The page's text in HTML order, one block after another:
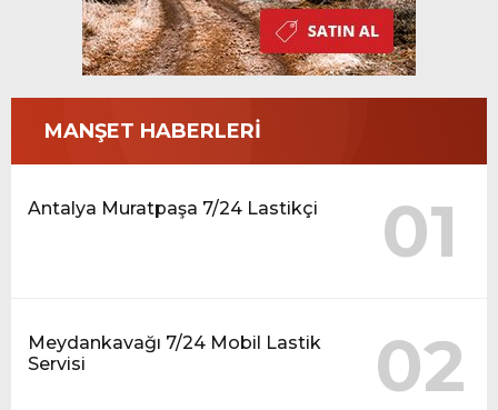
MANŞET HABERLERİ
Antalya Muratpaşa 7/24 Lastikçi 01
Meydankavağı 7/24 Mobil Lastik
Servisi
02